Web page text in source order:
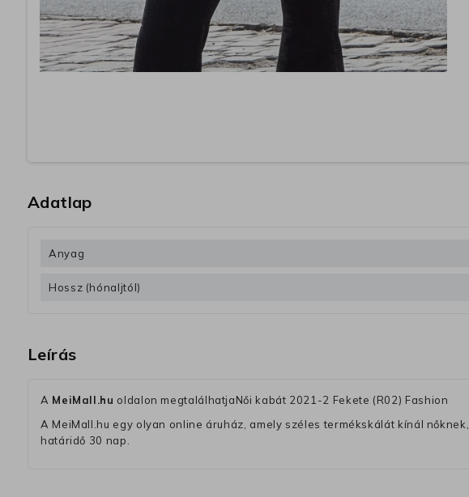
Adatlap
Anyag
Hossz (hónaljtól)
Leírás
A MeiMall.hu oldalon megtalálhatjaNői kabát 2021-2 Fekete (R02) Fashion
A MeiMall.hu egy olyan online áruház, amely széles termékskálát kínál
határidő 30 nap.